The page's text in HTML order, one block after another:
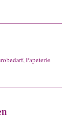
, Papeterie